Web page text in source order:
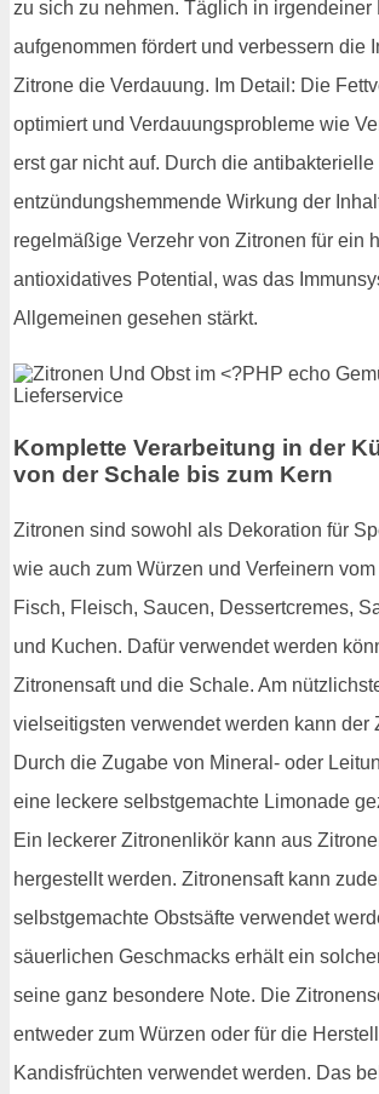
zu sich zu nehmen. Täglich in irgendeiner
aufgenommen fördert und verbessern die
Zitrone die Verdauung. Im Detail: Die
optimiert und Verdauungsprobleme wie
erst gar nicht auf. Durch die antibakterielle
entzündungshemmende Wirkung der
regelmäßige Verzehr von Zitronen für ein
antioxidatives Potential, was das
Allgemeinen gesehen stärkt.
Komplette Verarbeitung in der
von der Schale bis zum Kern
Zitronen sind sowohl als Dekoration für
wie auch zum Würzen und Verfeinern
Fisch, Fleisch, Saucen, Dessertcremes,
und Kuchen. Dafür verwendet werden
Zitronensaft und die Schale. Am
vielseitigsten verwendet werden kann der
Durch die Zugabe von Mineral- oder
eine leckere selbstgemachte Limonade
Ein leckerer Zitronenlikör kann aus
hergestellt werden. Zitronensaft kann
selbstgemachte Obstsäfte verwendet
säuerlichen Geschmacks erhält ein
seine ganz besondere Note. Die
entweder zum Würzen oder für die
Kandisfrüchten verwendet werden. Das